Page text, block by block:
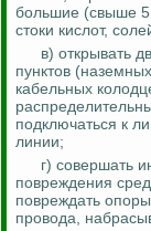
большие (свыше 5
стоки кислот,
в) открывать
пунктов
кабельных
подключаться к
линии;
г) совершать
повреждения
повреждать
провода,